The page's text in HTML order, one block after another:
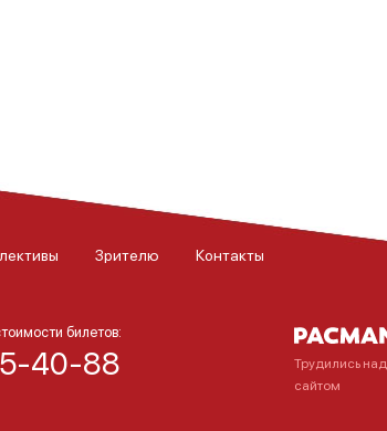
Зрителю Контакты
билетов:
40-88
Трудились над
сайтом